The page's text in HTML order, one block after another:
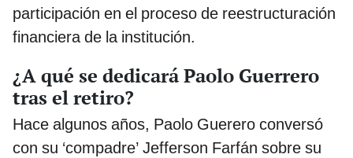
participación en el proceso de reestructuración
financiera de la institución.
¿A qué se dedicará Paolo Guerrero
tras el retiro?
Hace algunos años, Paolo Guerero conversó
con su ‘compadre’ Jefferson Farfán sobre su